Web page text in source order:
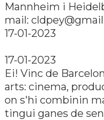
Mannheim i
mail:
17-01-2023
17-01-2023
Ei! Vinc de
arts: cinema,
on s'hi combinin
tingui ganes de